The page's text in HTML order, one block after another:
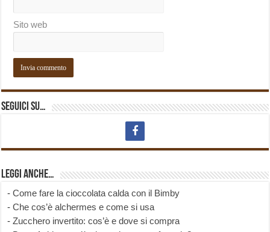
Sito web
Seguici su…
Leggi anche…
-Come fare la cioccolata calda con il Bimby
-Che cos’è alchermes e come si usa
-Zucchero invertito: cos’è e dove si compra